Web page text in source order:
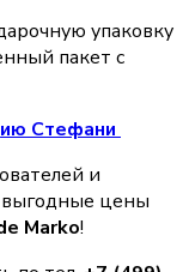
упаковку
пакет с
Стефани
и
выгодные цены
Marko!